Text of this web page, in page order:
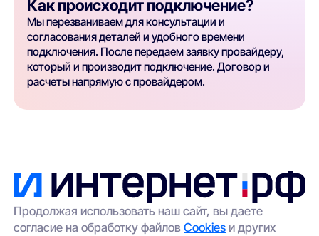
Как происходит подключение?
Мы перезваниваем для консультации и
согласования деталей и удобного времени
подключения. После передаем заявку провайдеру,
который и производит подключение. Договор и
расчеты напрямую с провайдером.
Продолжая использовать наш сайт, вы даете
согласие на обработку файловCookies и других